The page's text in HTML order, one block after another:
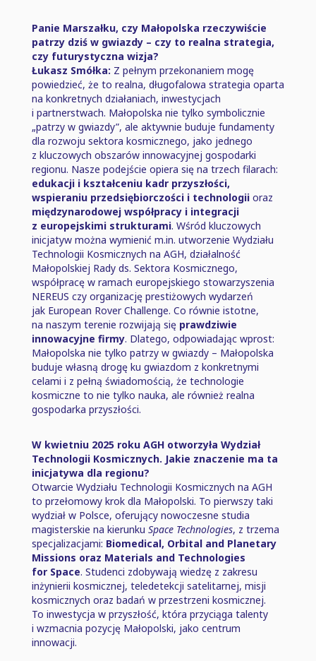
Panie Marszałku, czy Małopolska rzeczywiście
patrzy dziś w gwiazdy ⁠–⁠ czy to realna strategia,
czy futurystyczna wizja?
Łukasz Smółka: Z pełnym przekonaniem mogę
powiedzieć, że to realna, długofalowa strategia oparta
na konkretnych działaniach, inwestycjach
i partnerstwach. Małopolska nie tylko symbolicznie
„patrzy w gwiazdy”, ale aktywnie buduje fundamenty
dla rozwoju sektora kosmicznego, jako jednego
z kluczowych obszarów innowacyjnej gospodarki
regionu. Nasze podejście opiera się na trzech filarach:
edukacji i kształceniu kadr przyszłości,
wspieraniu przedsiębiorczości i technologii oraz
międzynarodowej współpracy i integracji
z europejskimi strukturami. Wśród kluczowych
inicjatyw można wymienić m.in. utworzenie Wydziału
Technologii Kosmicznych na AGH, działalność
Małopolskiej Rady ds. Sektora Kosmicznego,
współpracę w ramach europejskiego stowarzyszenia
NEREUS czy organizację prestiżowych wydarzeń
jak European Rover Challenge. Co równie istotne,
na naszym terenie rozwijają się prawdziwie
innowacyjne firmy. Dlatego, odpowiadając wprost:
Małopolska nie tylko patrzy w gwiazdy ⁠–⁠ Małopolska
buduje własną drogę ku gwiazdom z konkretnymi
celami i z pełną świadomością, że technologie
kosmiczne to nie tylko nauka, ale również realna
gospodarka przyszłości.
W kwietniu 2025 roku AGH otworzyła Wydział
Technologii Kosmicznych. Jakie znaczenie ma ta
inicjatywa dla regionu?
Otwarcie Wydziału Technologii Kosmicznych na AGH
to przełomowy krok dla Małopolski. To pierwszy taki
wydział w Polsce, oferujący nowoczesne studia
magisterskie na kierunku Space Technologies, z trzema
specjalizacjami: Biomedical, Orbital and Planetary
Missions oraz Materials and Technologies
for Space. Studenci zdobywają wiedzę z zakresu
inżynierii kosmicznej, teledetekcji satelitarnej, misji
kosmicznych oraz badań w przestrzeni kosmicznej.
To inwestycja w przyszłość, która przyciąga talenty
i wzmacnia pozycję Małopolski, jako centrum
innowacji.